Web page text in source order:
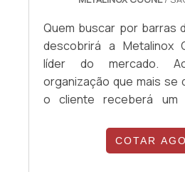
Quem buscar por barras
descobrirá a Metalinox
líder do mercado.
organização que mais se
o cliente receberá um
produtos que
demanda. Quando a
COTAR